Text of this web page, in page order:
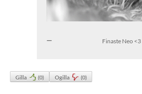
Finaste Neo <3
Gilla (0) Ogilla (0)